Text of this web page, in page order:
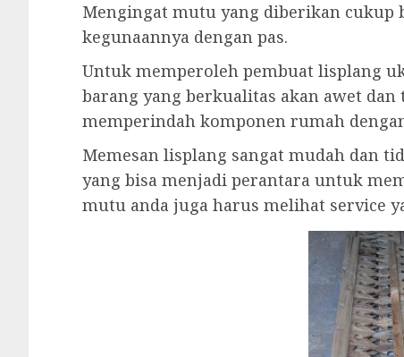
Mengingat mutu yang diberikan cukup
kegunaannya dengan pas.
Untuk memperoleh pembuat lisplang
barang yang berkualitas akan awet dan
memperindah komponen rumah
Memesan lisplang sangat mudah dan
yang bisa menjadi perantara untuk
mutu anda juga harus melihat service